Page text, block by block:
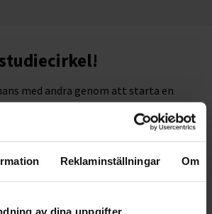
Reklaminställningar Om
av dina uppgifter
med andra genom att starta en